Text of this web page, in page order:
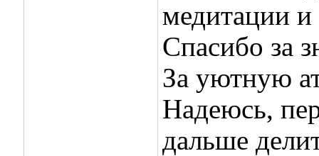
медитации и
Спасибо за
За уютную
Надеюсь,
дальше